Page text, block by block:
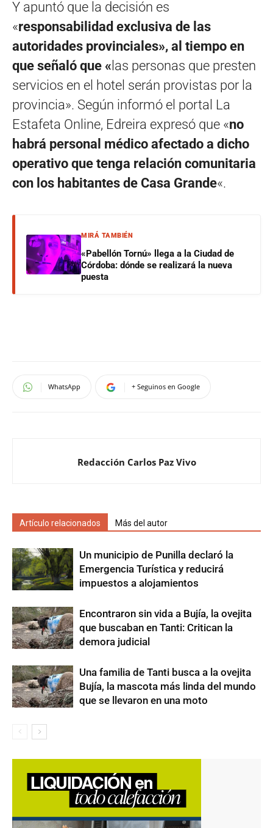
Y apuntó que la decisión es
«responsabilidad exclusiva de las
autoridades provinciales», al tiempo en
que señaló que « las personas que presten
servicios en el hotel serán provistas por la
provincia». Según informó el portal La
Estafeta Online, Edreira expresó que «no
habrá personal médico afectado a dicho
operativo que tenga relación comunitaria
con los habitantes de Casa Grande«.
MIRÁ TAMBIÉN
«Pabellón Tornú» llega a la Ciudad de
Córdoba: dónde se realizará la nueva
puesta
WhatsApp + Seguinos en Google
Redacción Carlos Paz Vivo
Artículo relacionados Más del autor
Un municipio de Punilla declaró la
Emergencia Turística y reducirá
impuestos a alojamientos
Encontraron sin vida a Bujía, la ovejita
que buscaban en Tanti: Critican la
demora judicial
Una familia de Tanti busca a la ovejita
Bujía, la mascota más linda del mundo
que se llevaron en una moto